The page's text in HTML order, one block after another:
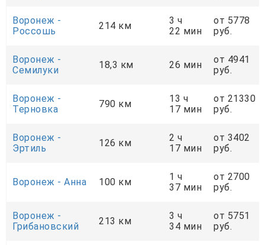
Воронеж -
Россошь
214 км
3 ч
22 мин
от 5778
руб.
Воронеж -
Семилуки
18,3 км 26 мин
от 4941
руб.
Воронеж -
Терновка
790 км
13 ч
17 мин
от 21330
руб.
Воронеж -
Эртиль
126 км
2 ч
17 мин
от 3402
руб.
Воронеж - Анна 100 км
1 ч
37 мин
от 2700
руб.
Воронеж -
Грибановский
213 км
3 ч
34 мин
от 5751
руб.